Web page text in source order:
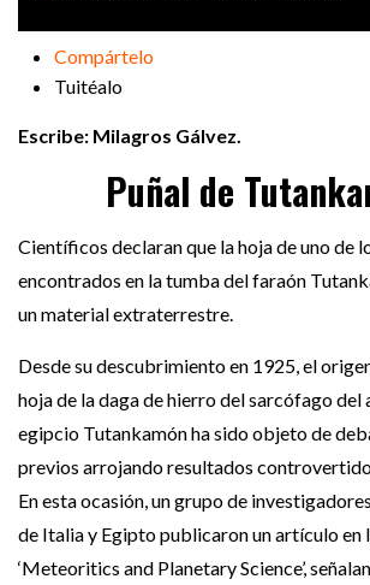
Compártelo
Tuitéalo
Escribe: Milagros Gálvez.
Puñal de
Científicos declaran que la hoja de uno de
encontrados en la tumba del faraón
un material extraterrestre.
Desde su descubrimiento en 1925, el
hoja de la daga de hierro del sarcófago del
egipcio Tutankamón ha sido objeto de
previos arrojando resultados
En esta ocasión, un grupo de
de Italia y Egipto publicaron un artículo en
‘Meteoritics and Planetary Science’,